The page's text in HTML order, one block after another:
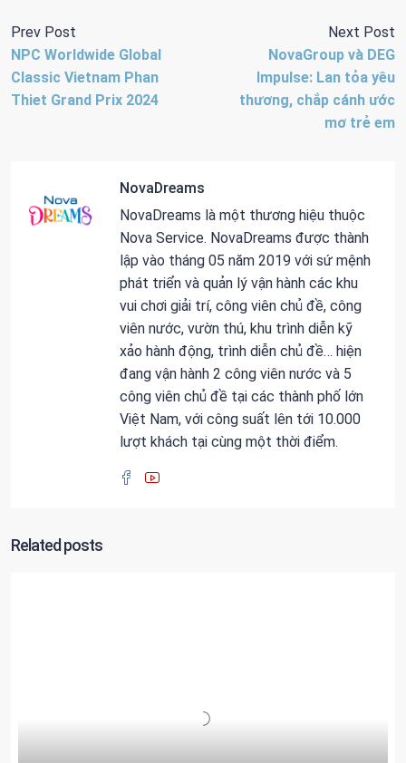
Prev Post
NPC Worldwide Global
Classic Vietnam Phan
Thiet Grand Prix 2024
Next Post
NovaGroup và DEG
Impulse: Lan tỏa yêu
thương, chắp cánh ước
mơ trẻ em
NovaDreams
NovaDreams là một thương hiệu thuộc
Nova Service. NovaDreams được thành
lập vào tháng 05 năm 2019 với sứ mệnh
phát triển và quản lý vận hành các khu
vui chơi giải trí, công viên chủ đề, công
viên nước, vườn thú, khu trình diễn kỹ
xảo hành động, trình diễn chủ đề… hiện
đang vận hành 2 công viên nước và 5
công viên chủ đề tại các thành phố lớn
Việt Nam, với công suất lên tới 10.000
lượt khách tại cùng một thời điểm.
Related posts